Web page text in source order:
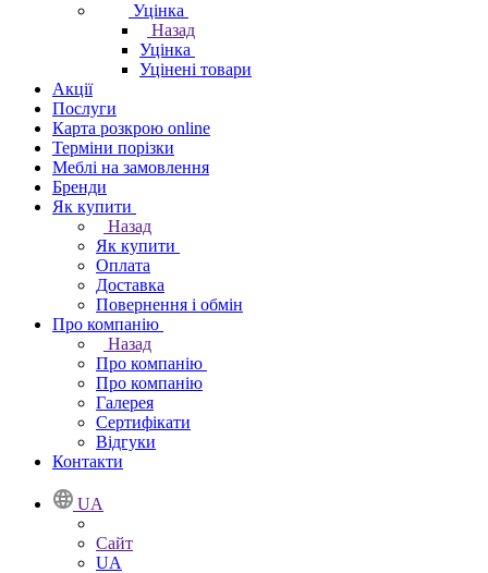
Уцінка
Назад
Уцінка
Уцінені товари
Акції
Послуги
Карта розкрою online
Терміни порізки
Меблі на замовлення
Бренди
Як купити
Назад
Як купити
Оплата
Доставка
Повернення і обмін
Про компанію
Назад
Про компанію
Про компанію
Галерея
Сертифікати
Відгуки
Контакти
UA
Сайт
UA